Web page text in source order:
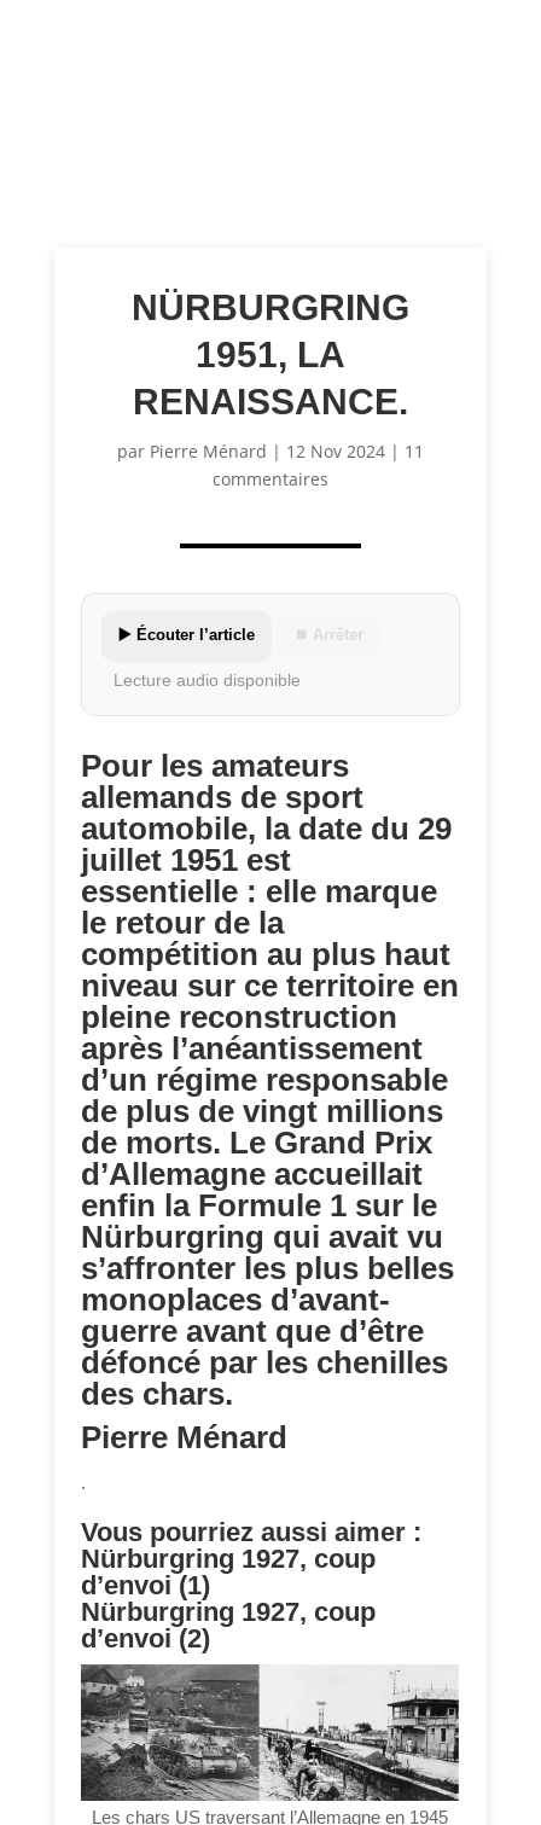
NÜRBURGRING
1951, LA
RENAISSANCE.
par Pierre Ménard | 12 Nov 2024| 11
commentaires
▶️ Écouter l’article ⏹ Arrêter
Lecture audio disponible
Pour les amateurs
allemands de sport
automobile, la date du 29
juillet 1951 est
essentielle : elle marque
le retour de la
compétition au plus haut
niveau sur ce territoire en
pleine reconstruction
après l’anéantissement
d’un régime responsable
de plus de vingt millions
de morts. Le Grand Prix
d’Allemagne accueillait
enfin la Formule 1 sur le
Nürburgring qui avait vu
s’affronter les plus belles
monoplaces d’avant-
guerre avant que d’être
défoncé par les chenilles
des chars.
Pierre Ménard
.
Vous pourriez aussi aimer :
Nürburgring 1927, coup
d’envoi (1)
Nürburgring 1927, coup
d’envoi (2)
Les chars US traversant l’Allemagne en 1945